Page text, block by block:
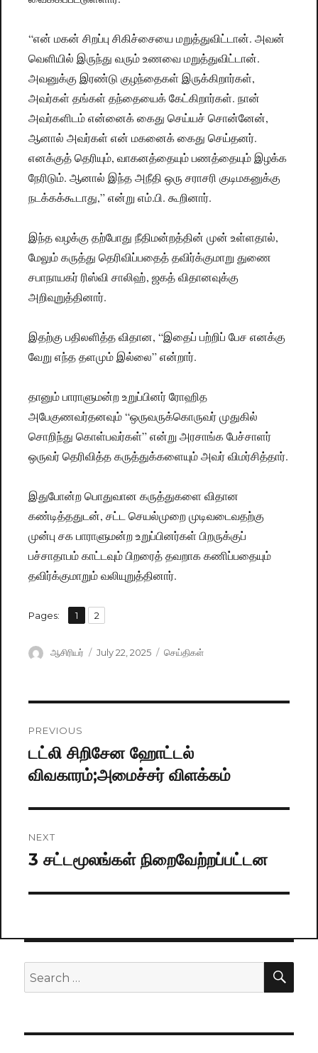
“என் மகன் சிறப்பு சிகிச்சையை மறுத்துவிட்டான். அவன்
வெளியில் இருந்து வரும் உணவை மறுத்துவிட்டான்.
அவனுக்கு இரண்டு குழந்தைகள் இருக்கிறார்கள்,
அவர்கள் தங்கள் தந்தையைக் கேட்கிறார்கள். நான்
அவர்களிடம் என்னைக் கைது செய்யச் சொன்னேன்,
ஆனால் அவர்கள் என் மகனைக் கைது செய்தனர்.
எனக்குத் தெரியும், வாகனத்தையும் பணத்தையும் இழக்க
நேரிடும். ஆனால் இந்த அநீதி ஒரு சராசரி குடிமகனுக்கு
நடக்கக்கூடாது,” என்று எம்.பி. கூறினார்.
இந்த வழக்கு தற்போது நீதிமன்றத்தின் முன் உள்ளதால்,
மேலும் கருத்து தெரிவிப்பதைத் தவிர்க்குமாறு துணை
சபாநாயகர் ரிஸ்வி சாலிஹ், ஜகத் விதானவுக்கு
அறிவுறுத்தினார்.
இதற்கு பதிலளித்த விதான, “இதைப் பற்றிப் பேச எனக்கு
வேறு எந்த தளமும் இல்லை” என்றார்.
தானும் பாராளுமன்ற உறுப்பினர் ரோஹித
அபேகுணவர்தனவும் “ஒருவருக்கொருவர் முதுகில்
சொறிந்து கொள்பவர்கள்” என்று அரசாங்க பேச்சாளர்
ஒருவர் தெரிவித்த கருத்துக்களையும் அவர் விமர்சித்தார்.
இதுபோன்ற பொதுவான கருத்துகளை விதான
கண்டித்ததுடன், சட்ட செயல்முறை முடிவடைவதற்கு
முன்பு சக பாராளுமன்ற உறுப்பினர்கள் பிறருக்குப்
பச்சாதாபம் காட்டவும் பிறரைத் தவறாக கணிப்பதையும்
தவிர்க்குமாறும் வலியுறுத்தினார்.
Pages: Page
1 ,
Page
2
Author
ஆசிரியர்
Posted
July 22, 2025 Categories
செய்திகள்
navigation
PREVIOUS
Previous
post:
டட்லி சிறிசேன ஹோட்டல்
விவகாரம்;அமைச்சர் விளக்கம்
NEXT
Next
3 சட்டமூலங்கள் நிறைவேற்றப்பட்டன
Search
for: